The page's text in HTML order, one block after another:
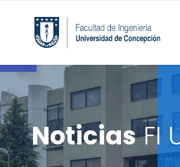
Open toolbar
NoticiasFI